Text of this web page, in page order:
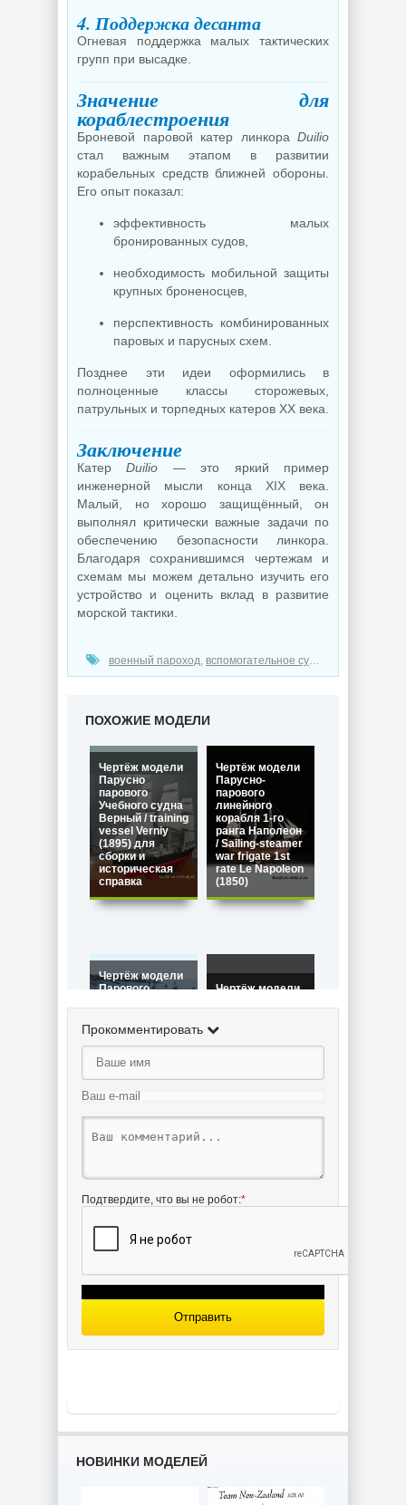
4. Поддержка десанта
Огневая поддержка малых тактических
групп при высадке.
Значение для
кораблестроения
Броневой паровой катер линкора Duilio
стал важным этапом в развитии
корабельных средств ближней обороны.
Его опыт показал:
эффективность малых
бронированных судов,
необходимость мобильной защиты
крупных броненосцев,
перспективность комбинированных
паровых и парусных схем.
Позднее эти идеи оформились в
полноценные классы сторожевых,
патрульных и торпедных катеров XX века.
Заключение
КатерDuilio — это яркий пример
инженерной мысли конца XIX века.
Малый, но хорошо защищённый, он
выполнял критически важные задачи по
обеспечению безопасности линкора.
Благодаря сохранившимся чертежам и
схемам мы можем детально изучить его
устройство и оценить вклад в развитие
морской тактики.
военный пароход, вспомогательное судно
ПОХОЖИЕ МОДЕЛИ
Чертёж модели
Парусно
парового
Учебного судна
Верный / training
vessel Verniy
(1895) для
сборки и
историческая
справка
Чертёж модели
Парусно-
парового
линейного
корабля 1-го
ранга Наполеон
/ Sailing-steamer
war frigate 1st
rate Le Napoleon
(1850)
Чертёж модели
Парового
Steam Corvette
сборки и
историческая
справка
Чертёж модели
лодки / Steam
историческая
Чертёж модели
канонерки Ваня
/ steam gunboat
для сборки и
историческая
справка
Прокомментировать
Подтвердите, что вы не робот:*
Отправить
НОВИНКИ МОДЕЛЕЙ